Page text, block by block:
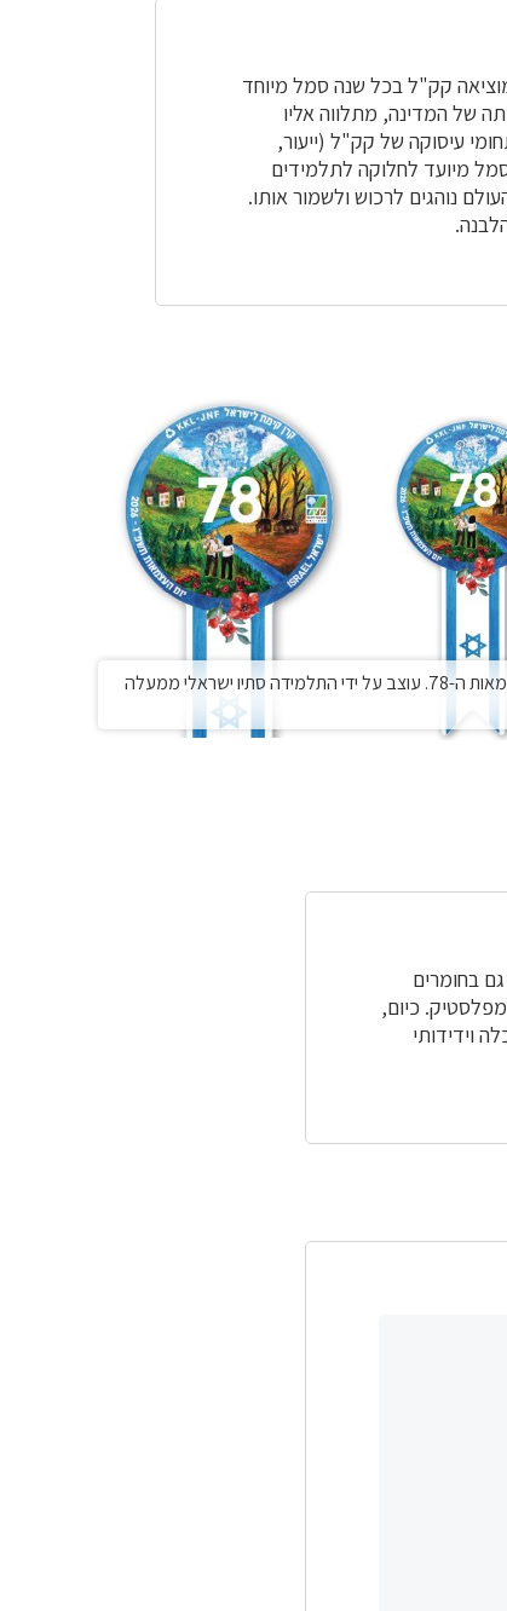
קק"ל בכל שנה סמל מיוחד
של המדינה, מתלווה אליו
עיסוקה של קק"ל (ייעור,
מיועד לחלוקה לתלמידים
נוהגים לרכוש ולשמור אותו.
סמל יום העצמאות ה-78. עוצב על ידי התלמידה סתיו ישראלי ממעלה
בחומרים
כיום,
וידידותי